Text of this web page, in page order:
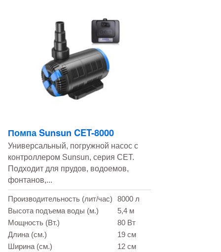
Помпа Sunsun CET-8000
Универсальный, погружной насос с
контроллером Sunsun, серия CET.
Подходит для прудов, водоемов,
фонтанов,...
Производительность (лит/час)
8000 л
Высота подъема воды (м.)
5,4 м
Мощность (Вт.)
80 Вт
Длина (см.)
19 см
Ширина (см.)
12 см